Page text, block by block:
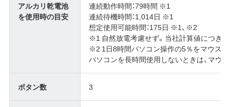
アルカリ乾電池
を使用時の目安
連続動作時間：79時間 ※1
連続待機時間：1,014日 ※1
想定使用可能時間：175日 ※1、※2
※1 自然放電考慮せず。当社計算値につき
※2 1日8時間パソコン操作の5％をマウス
パソコンを長時間使用しないときは、マウ
ボタン数 3